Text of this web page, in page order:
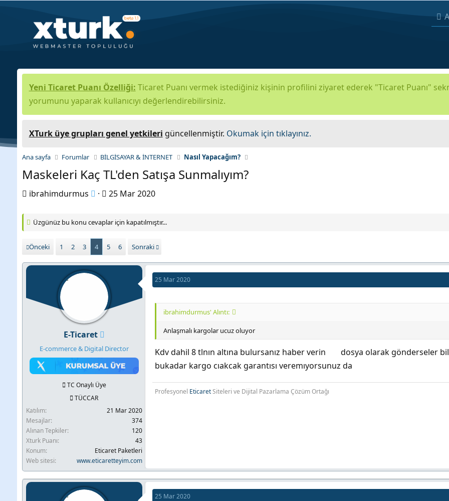
Yeni Ticaret Puanı Özelliği: Ticaret Puanı vermek istediğiniz kişinin profilini ziyaret ederek "Ticaret Puanı"
yorumunu yaparak kullanıcıyı değerlendirebilirsiniz.
XTurk üye grupları genel yetkileri güncellenmiştir. Okumak için tıklayınız.
Ana sayfa Forumlar BİLGİSAYAR & İNTERNET Nasıl Yapacağım?
Maskeleri Kaç TL'den Satışa Sunmalıyım?
K
n
u
y
a
t
a
ibrahimdurmus
B
ş
a
n
ı
ç
t
i
h
25 Mar 2020
Üzgünüz bu konu cevaplar için kapatılmıştır...
Önceki 1 2 3 4 5 6 Sonraki
E-Ticaret
E-commerce & Digital Director
TC Onaylı Üye
TÜCCAR
Katılım
21 Mar 2020
Mesajlar
374
Alınan Tepkiler
120
Xturk Puanı
43
Konum
Eticaret Paketleri
Web sitesi
www.eticaretteyim.com
25 Mar 2020
ibrahimdurmus' Alıntı:
Anlaşmalı kargolar ucuz oluyor
Kdv dahil 8 tlnın altına bulursanız haber verin
dosya olarak gönderseler
bukadar kargo cıakcak garantısı veremıyorsunuz da
Profesyonel EticaretSiteleri ve Dijital Pazarlama Çözüm Ortağı
25 Mar 2020